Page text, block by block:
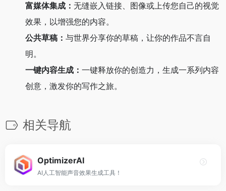
富媒体集成： 无缝嵌入链接、图像或上传您自己的视觉
效果，以增强您的内容。
公共草稿： 与世界分享你的草稿，让你的作品不言自
明。
一键内容生成： 一键释放你的创造力，生成一系列内容
创意，激发你的写作之旅。
相关导航
OptimizerAI
AI人工智能声音效果生成工具！